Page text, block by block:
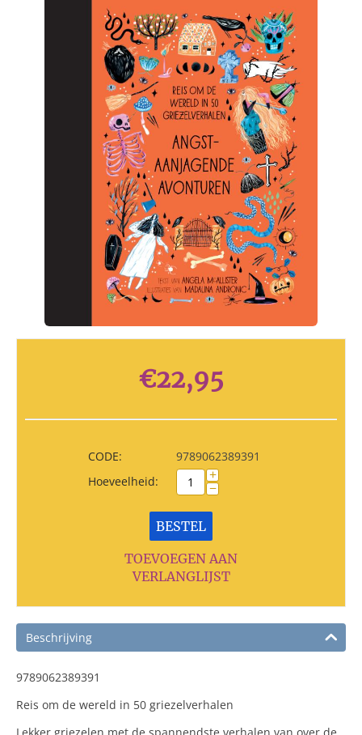
€22,95
CODE:
9789062389391
Hoeveelheid:
+
−
BESTEL
TOEVOEGEN AAN
VERLANGLIJST
Beschrijving
9789062389391
Reis om de wereld in 50 griezelverhalen